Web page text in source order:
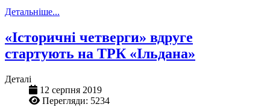
Детальніше...
«Історичні четверги» вдруге
стартують на ТРК «Ільдана»
Деталі
12 серпня 2019
Перегляди: 5234